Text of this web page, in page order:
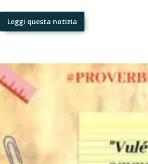
Leggi questa notizia